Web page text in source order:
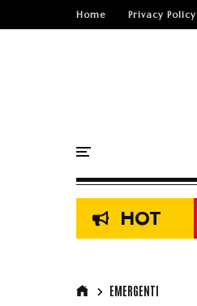
Home Privacy Policy
HOT
EMERGENTI